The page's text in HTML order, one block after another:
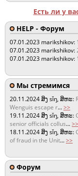
Есть ли у
HELP - Форум
07.01.2023 marikshikov: 1
07.01.2023 marikshikov:
07.01.2023 marikshikov: 1
Мы стремимся
20.11.2024ສິງ sǐŋ, ສິຫະ:
Wenguis escape r...>>
19.11.2024ສິງ sǐŋ, ສິຫະ:
senior officials collus...>>
18.11.2024ສິງ sǐŋ, ສິຫະ:
of fraud in the Unit...>>
Форум